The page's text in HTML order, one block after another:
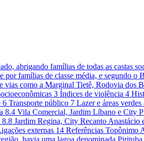
abrigando famílias de todas as castas
famílias de classe média, e segundo o
como a Marginal Tietê, Rodovia dos
3 Índices de violência 4
público 7 Lazer e áreas
Vila Comercial, Jardim Líbano e City
Jardim Regina, City Recanto
externas 14 Referências Topônimo